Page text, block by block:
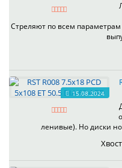
Стреляют по всем
15.08.2024
ленивые). Но диски